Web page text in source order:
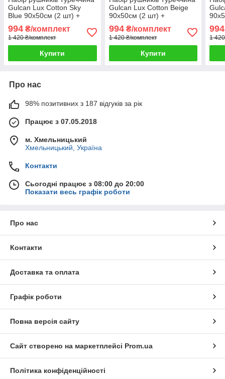
Gulcan Lux Cotton Sky
Blue 90х50см (2 шт) +
140х70см (2 шт)
994 ₴/комплект
1 420 ₴/комплект
Купити
Gulcan Lux Cotton Beige
90х50см (2 шт) +
140х70см (2 шт)
994₴/комплект
1 420 ₴/комплект
Купити
994
1
Про нас
98% позитивних з 187 відгуків за рік
Працює з 07.05.2018
м. Хмельницький
Хмельницький, Україна
Контакти
Сьогодні працює з 08:00 до 20:00
Показати весь графік роботи
Про нас
Контакти
Доставка та оплата
Графік роботи
Повна версія сайту
Сайт створено на маркетплейсі Prom.ua
Політика конфіденційності